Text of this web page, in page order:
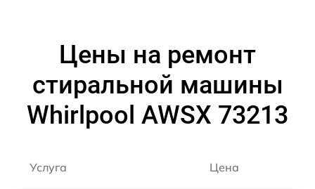
Цены на ремонт
стиральной машины
Whirlpool AWSX 73213
Услуга Цена